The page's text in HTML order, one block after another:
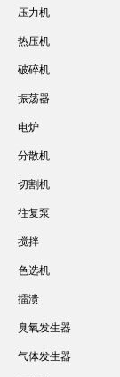
压力机
热压机
破碎机
振荡器
电炉
分散机
切割机
往复泵
搅拌
色选机
擂溃
臭氧发生器
气体发生器